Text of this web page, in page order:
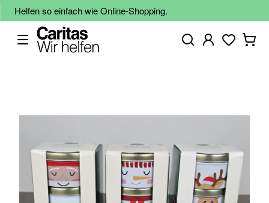
Helfen so einfach wie Online-Shopping.
springen